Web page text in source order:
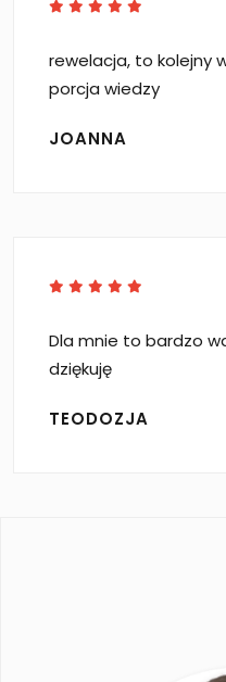
rewelacja, to kolejny
porcja wiedzy
JOANNA
Dla mnie to bardzo
dziękuję
TEODOZJA